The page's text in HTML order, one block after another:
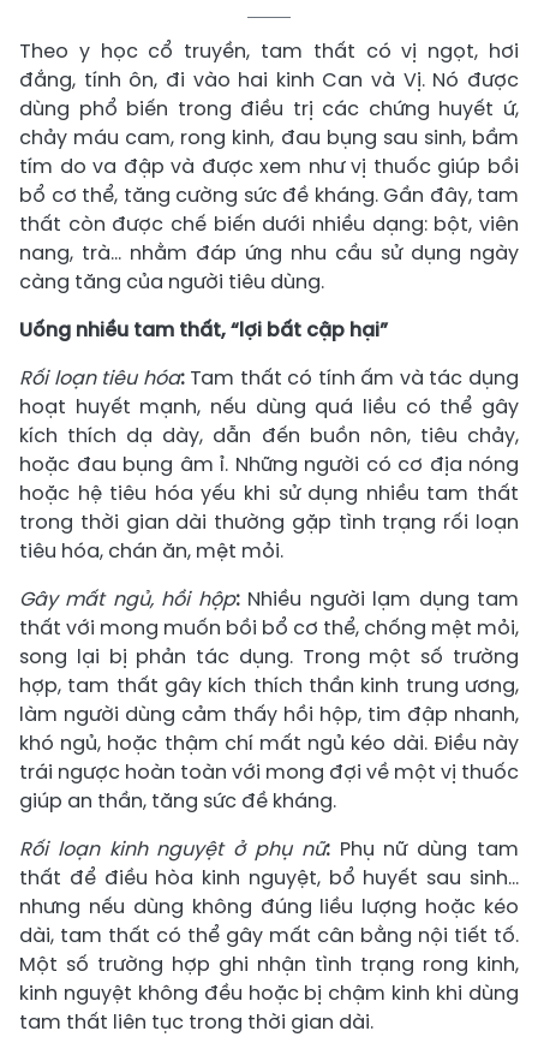
Theo y học cổ truyền, tam thất có vị ngọt, hơi
đắng, tính ôn, đi vào hai kinh Can và Vị. Nó được
dùng phổ biến trong điều trị các chứng huyết ứ,
chảy máu cam, rong kinh, đau bụng sau sinh, bầm
tím do va đập và được xem như vị thuốc giúp bồi
bổ cơ thể, tăng cường sức đề kháng. Gần đây, tam
thất còn được chế biến dưới nhiều dạng: bột, viên
nang, trà… nhằm đáp ứng nhu cầu sử dụng ngày
càng tăng của người tiêu dùng.
Uống nhiều tam thất, “lợi bất cập hại”
Rối loạn tiêu hóa: Tam thất có tính ấm và tác dụng
hoạt huyết mạnh, nếu dùng quá liều có thể gây
kích thích dạ dày, dẫn đến buồn nôn, tiêu chảy,
hoặc đau bụng âm ỉ. Những người có cơ địa nóng
hoặc hệ tiêu hóa yếu khi sử dụng nhiều tam thất
trong thời gian dài thường gặp tình trạng rối loạn
tiêu hóa, chán ăn, mệt mỏi.
Gây mất ngủ, hồi hộp: Nhiều người lạm dụng tam
thất với mong muốn bồi bổ cơ thể, chống mệt mỏi,
song lại bị phản tác dụng. Trong một số trường
hợp, tam thất gây kích thích thần kinh trung ương,
làm người dùng cảm thấy hồi hộp, tim đập nhanh,
khó ngủ, hoặc thậm chí mất ngủ kéo dài. Điều này
trái ngược hoàn toàn với mong đợi về một vị thuốc
giúp an thần, tăng sức đề kháng.
Rối loạn kinh nguyệt ở phụ nữ: Phụ nữ dùng tam
thất để điều hòa kinh nguyệt, bổ huyết sau sinh…
nhưng nếu dùng không đúng liều lượng hoặc kéo
dài, tam thất có thể gây mất cân bằng nội tiết tố.
Một số trường hợp ghi nhận tình trạng rong kinh,
kinh nguyệt không đều hoặc bị chậm kinh khi dùng
tam thất liên tục trong thời gian dài.